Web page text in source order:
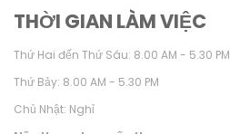
THỜI GIAN LÀM VIỆC
Thứ Hai đến Thứ Sáu: 8.00 AM - 5.30 PM
Thứ Bảy: 8.00 AM - 5.30 PM
Chủ Nhật: Nghỉ